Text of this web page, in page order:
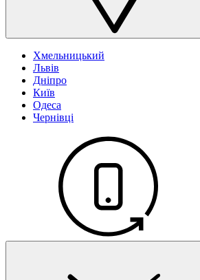
Хмельницький
Львів
Дніпро
Київ
Одеса
Чернівці